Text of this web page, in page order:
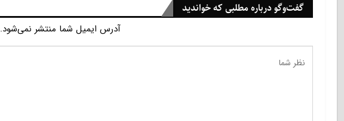
گفت‌وگو درباره مطلبی که خواندید
آدرس ایمیل شما منتشر نمی‌شود.